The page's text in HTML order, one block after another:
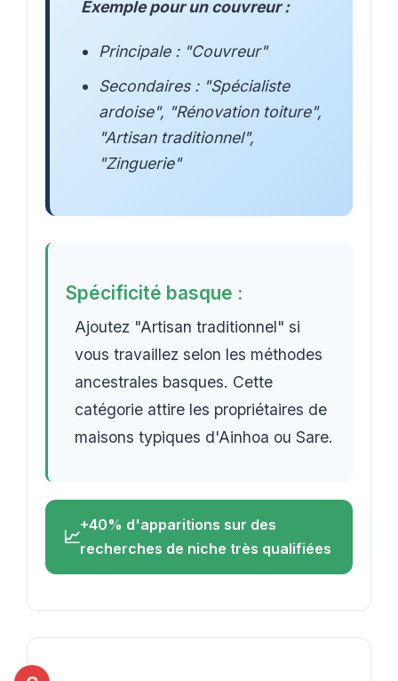
Exemple pour un couvreur :
Principale : "Couvreur"
Secondaires : "Spécialiste
ardoise", "Rénovation toiture",
"Artisan traditionnel",
"Zinguerie"
Spécificité basque :
Ajoutez "Artisan traditionnel" si
vous travaillez selon les méthodes
ancestrales basques. Cette
catégorie attire les propriétaires de
maisons typiques d'Ainhoa ou Sare.
+40% d'apparitions sur des
recherches de niche très qualifiées